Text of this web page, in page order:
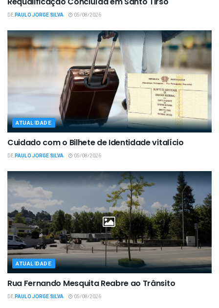
DEPAULO JORGE SILVA 05/08/2026
ATUALIDADE
Cuidado com o Bilhete de Identidade vitalício
DEPAULO JORGE SILVA 05/08/2026
ATUALIDADE
Rua Fernando Mesquita Reabre ao Trânsito
DEPAULO JORGE SILVA 05/08/2026